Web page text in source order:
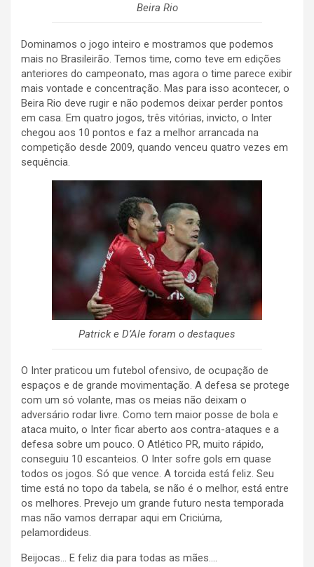
Beira Rio
Dominamos o jogo inteiro e mostramos que podemos
mais no Brasileirão. Temos time, como teve em edições
anteriores do campeonato, mas agora o time parece exibir
mais vontade e concentração. Mas para isso acontecer, o
Beira Rio deve rugir e não podemos deixar perder pontos
em casa. Em quatro jogos, três vitórias, invicto, o Inter
chegou aos 10 pontos e faz a melhor arrancada na
competição desde 2009, quando venceu quatro vezes em
sequência.
Patrick e D’Ale foram o destaques
O Inter praticou um futebol ofensivo, de ocupação de
espaços e de grande movimentação. A defesa se protege
com um só volante, mas os meias não deixam o
adversário rodar livre. Como tem maior posse de bola e
ataca muito, o Inter ficar aberto aos contra-ataques e a
defesa sobre um pouco. O Atlético PR, muito rápido,
conseguiu 10 escanteios. O Inter sofre gols em quase
todos os jogos. Só que vence. A torcida está feliz. Seu
time está no topo da tabela, se não é o melhor, está entre
os melhores. Prevejo um grande futuro nesta temporada
mas não vamos derrapar aqui em Criciúma,
pelamordideus.
Beijocas… E feliz dia para todas as mães….